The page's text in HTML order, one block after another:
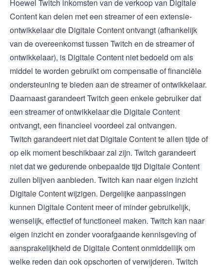
Hoewel Twitch inkomsten van de verkoop van Digitale
Content kan delen met een streamer of een extensie-
ontwikkelaar die Digitale Content ontvangt (afhankelijk
van de overeenkomst tussen Twitch en de streamer of
ontwikkelaar), is Digitale Content niet bedoeld om als
middel te worden gebruikt om compensatie of financiële
ondersteuning te bieden aan de streamer of ontwikkelaar.
Daarnaast garandeert Twitch geen enkele gebruiker dat
een streamer of ontwikkelaar die Digitale Content
ontvangt, een financieel voordeel zal ontvangen.
Twitch garandeert niet dat Digitale Content te allen tijde of
op elk moment beschikbaar zal zijn. Twitch garandeert
niet dat we gedurende onbepaalde tijd Digitale Content
zullen blijven aanbieden. Twitch kan naar eigen inzicht
Digitale Content wijzigen. Dergelijke aanpassingen
kunnen Digitale Content meer of minder gebruikelijk,
wenselijk, effectief of functioneel maken. Twitch kan naar
eigen inzicht en zonder voorafgaande kennisgeving of
aansprakelijkheid de Digitale Content onmiddellijk om
welke reden dan ook opschorten of verwijderen. Twitch